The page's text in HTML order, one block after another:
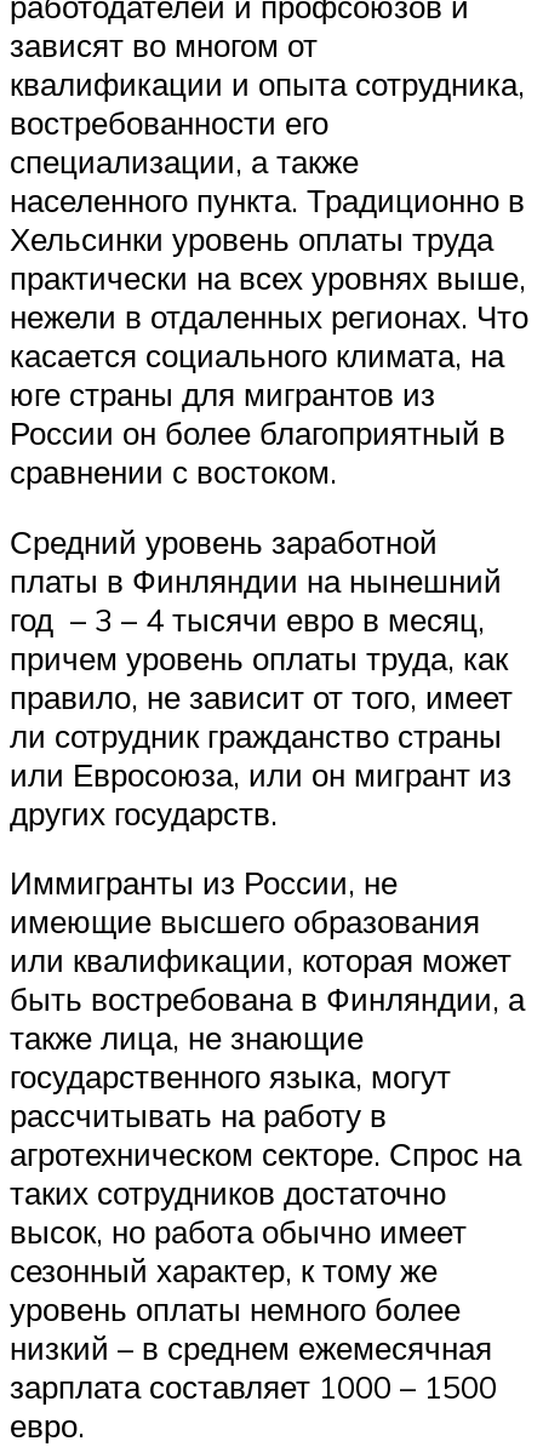
зависят во многом от
квалификации и опыта сотрудника,
востребованности его
специализации, а также
населенного пункта. Традиционно в
Хельсинки уровень оплаты труда
практически на всех уровнях выше,
нежели в отдаленных регионах. Что
касается социального климата, на
юге страны для мигрантов из
России он более благоприятный в
сравнении с востоком.
Средний уровень заработной
платы в Финляндии на нынешний
год – 3 – 4 тысячи евро в месяц,
причем уровень оплаты труда, как
правило, не зависит от того, имеет
ли сотрудник гражданство страны
или Евросоюза, или он мигрант из
других государств.
Иммигранты из России, не
имеющие высшего образования
или квалификации, которая может
быть востребована в Финляндии, а
также лица, не знающие
государственного языка, могут
рассчитывать на работу в
агротехническом секторе. Спрос на
таких сотрудников достаточно
высок, но работа обычно имеет
сезонный характер, к тому же
уровень оплаты немного более
низкий – в среднем ежемесячная
зарплата составляет 1000 – 1500
евро.